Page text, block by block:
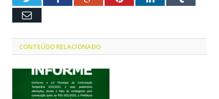
Email
CONTEÚDO RELACIONADO